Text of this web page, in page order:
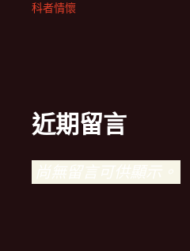
科者情懷
近期留言
尚無留言可供顯示。